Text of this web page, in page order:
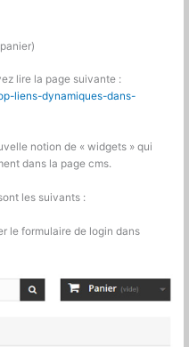
lire la page suivante :
liens-dynamiques-dans-
notion de « widgets » qui
dans la page cms.
les suivants :
le formulaire de login dans